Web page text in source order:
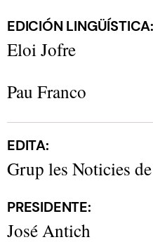
EDICIÓN LINGÜÍSTICA:
Eloi Jofre​​
Pau Franco
EDITA:
Grup les Noticies
PRESIDENTE:
José Antich